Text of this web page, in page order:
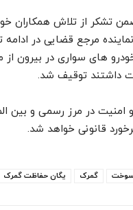
تشکر از تلاش همکاران
مرجع قضایی در ادامه
های سواری در بیرون
در مرز رسمی و بین
قانونی خواهد شد.
سوخت گمرک یگان حفاظت گمرک